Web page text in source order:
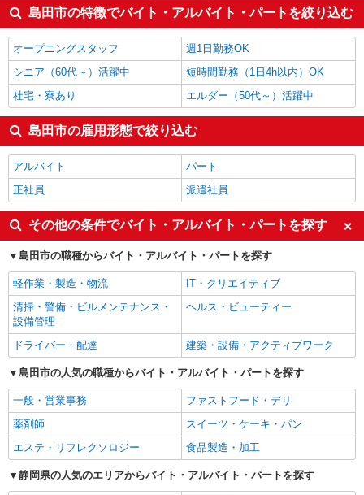
製造・組立・加工1,415円
介護職・ヘルパー1,411円
経理・人事・労務・総務・法務1,397円
島田市の他の職種の平均時給を見る
島田市の特徴でバイト・アルバイト・パートを絞り込む
オープニングスタッフ
週1日勤務OK
シニア（60代～）活躍中
短時間勤務（1日4h以内）OK
社宅・寮あり
エルダー（50代～）活躍中
島田市の雇用形態で絞り込む
アルバイト
パート
正社員
派遣社員
その他の条件でバイト・アルバイト・パートを探す
島田市の職種からバイト・アルバイト・パートを探す
軽作業・製造・物流
IT・クリエイティブ
清掃・警備・ビルメンテナンス・
設備管理
ヘルス・ビューティー
ドライバー・配達 建築・設備・アクティブワーク
島田市の人気の職種からバイト・アルバイト・パートを探す
一般・営業事務
ファストフード・デリ
薬剤師
スイーツ・ケーキ・パン
エステ・リフレクソロジー
食品製造・加工
静岡県の人気のエリアからバイト・アルバイト・パートを探す